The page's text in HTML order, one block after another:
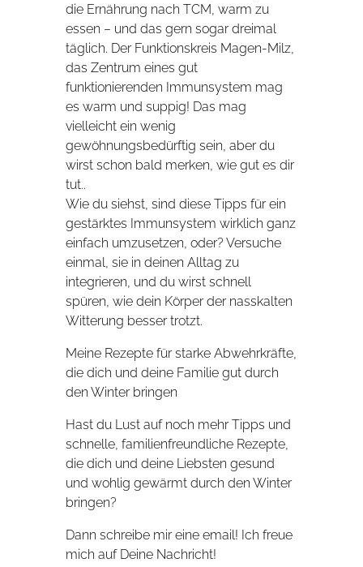
die Ernährung nach TCM, warm zu
essen – und das gern sogar dreimal
täglich. Der Funktionskreis Magen-Milz,
das Zentrum eines gut
funktionierenden Immunsystem mag
es warm und suppig! Das mag
vielleicht ein wenig
gewöhnungsbedürftig sein, aber du
wirst schon bald merken, wie gut es dir
tut..
Wie du siehst, sind diese Tipps für ein
gestärktes Immunsystem wirklich ganz
einfach umzusetzen, oder? Versuche
einmal, sie in deinen Alltag zu
integrieren, und du wirst schnell
spüren, wie dein Körper der nasskalten
Witterung besser trotzt.
Meine Rezepte für starke Abwehrkräfte,
die dich und deine Familie gut durch
den Winter bringen
Hast du Lust auf noch mehr Tipps und
schnelle, familienfreundliche Rezepte,
die dich und deine Liebsten gesund
und wohlig gewärmt durch den Winter
bringen?
Dann schreibe mir eine email! Ich freue
mich auf Deine Nachricht!